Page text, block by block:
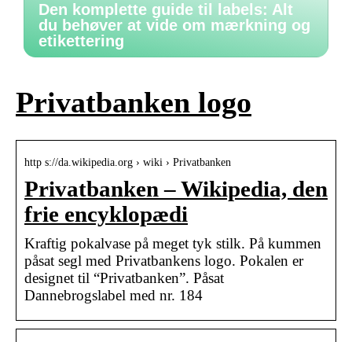
Den komplette guide til labels: Alt
du behøver at vide om mærkning og
etikettering
Privatbanken logo
http s://da.wikipedia.org › wiki › Privatbanken
Privatbanken – Wikipedia, den
frie encyklopædi
Kraftig pokalvase på meget tyk stilk. På kummen
påsat segl med Privatbankens logo. Pokalen er
designet til “Privatbanken”. Påsat
Dannebrogslabel med nr. 184